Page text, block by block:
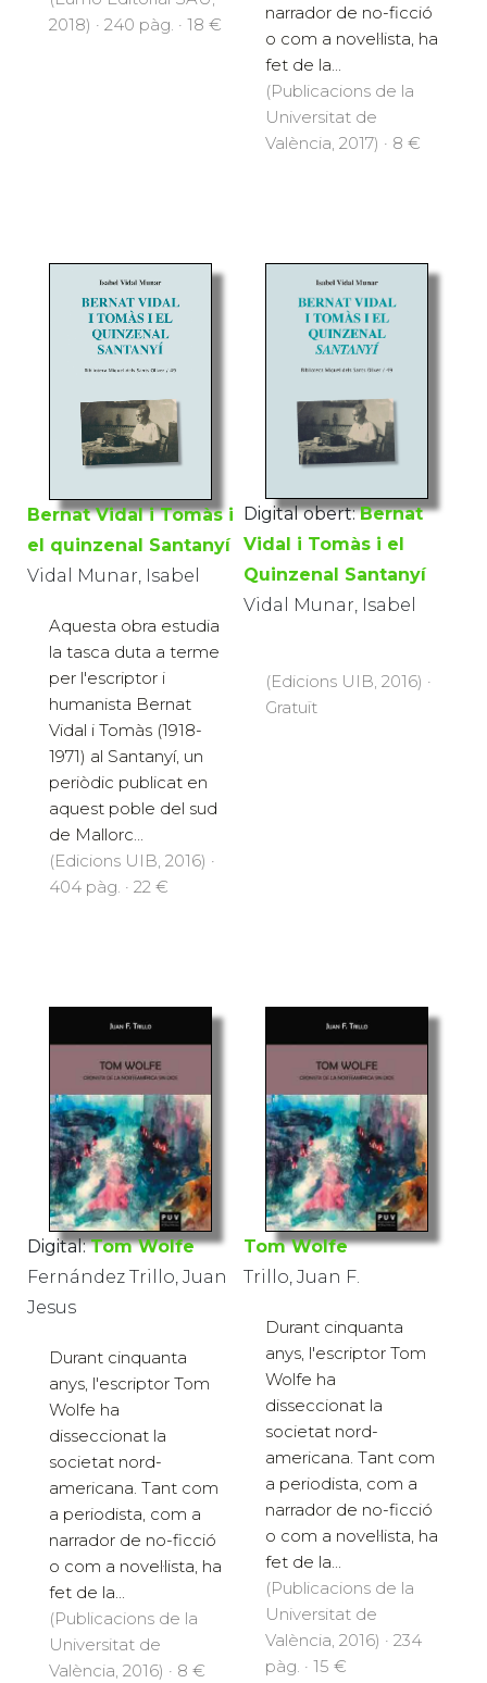
2018) · 240 pàg. · 18 €
narrador de no-ficció
o com a novel·lista, ha
fet de la...
(Publicacions de la
Universitat de
València, 2017) · 8 €
Bernat Vidal i Tomàs i
el quinzenal Santanyí
Vidal Munar, Isabel
Aquesta obra estudia
la tasca duta a terme
per l'escriptor i
humanista Bernat
Vidal i Tomàs (1918-
1971) al Santanyí, un
periòdic publicat en
aquest poble del sud
de Mallorc...
(Edicions UIB, 2016) ·
404 pàg. · 22 €
Digital obert: Bernat
Vidal i Tomàs i el
Quinzenal Santanyí
Vidal Munar, Isabel
(Edicions UIB, 2016) ·
Gratuït
Digital: Tom Wolfe
Fernández Trillo, Juan
Jesus
Durant cinquanta
anys, l'escriptor Tom
Wolfe ha
disseccionat la
societat nord-
americana. Tant com
a periodista, com a
narrador de no-ficció
o com a novel·lista, ha
fet de la...
(Publicacions de la
Universitat de
València, 2016) · 8 €
Tom Wolfe
Trillo, Juan F.
Durant cinquanta
anys, l'escriptor Tom
Wolfe ha
disseccionat la
societat nord-
americana. Tant com
a periodista, com a
narrador de no-ficció
o com a novel·lista, ha
fet de la...
(Publicacions de la
Universitat de
València, 2016) · 234
pàg. · 15 €